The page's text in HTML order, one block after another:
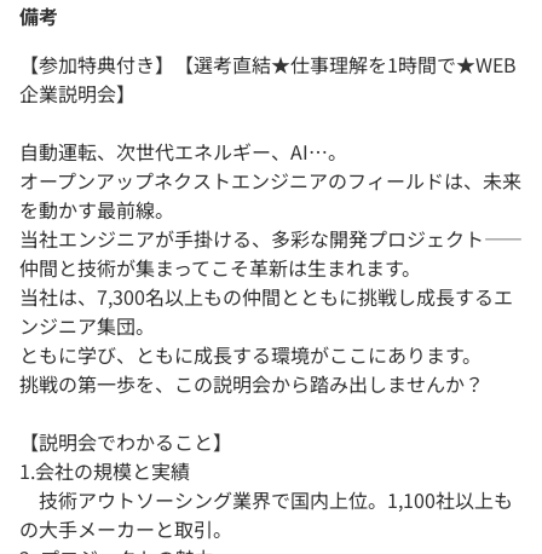
備考
【参加特典付き】【選考直結★仕事理解を1時間で★WEB
企業説明会】
自動運転、次世代エネルギー、AI…。
オープンアップネクストエンジニアのフィールドは、未来
を動かす最前線。
当社エンジニアが手掛ける、多彩な開発プロジェクト――
仲間と技術が集まってこそ革新は生まれます。
当社は、7,300名以上もの仲間とともに挑戦し成長するエ
ンジニア集団。
ともに学び、ともに成長する環境がここにあります。
挑戦の第一歩を、この説明会から踏み出しませんか？
【説明会でわかること】
1.会社の規模と実績
技術アウトソーシング業界で国内上位。1,100社以上も
の大手メーカーと取引。